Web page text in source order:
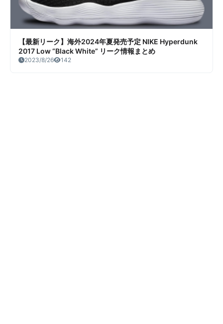
【最新リーク】海外2024年夏発売予定 NIKE Hyperdunk
2017 Low “Black White” リーク情報まとめ
2023/8/26 142